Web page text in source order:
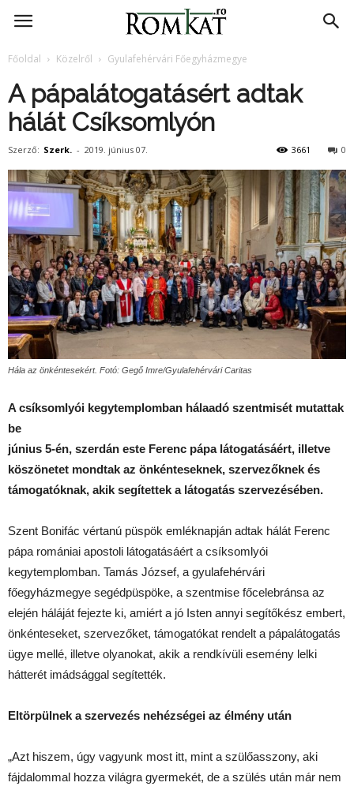
RomKat.ro
Főoldal Közelről Gyulafehérvári Főegyházmegye
A pápalátogatásért adtak
hálát Csíksomlyón
Szerző: Szerk. - 2019. június 07. 0
3661
Hála az önkéntesekért. Fotó: Gegő Imre/Gyulafehérvári Caritas
A csíksomlyói kegytemplomban hálaadó szentmisét mutattak
be
június 5-én, szerdán este Ferenc pápa látogatásáért, illetve
köszönetet mondtak az önkénteseknek, szervezőknek és
támogatóknak, akik segítettek a látogatás szervezésében.
Szent Bonifác vértanú püspök emléknapján adtak hálát Ferenc
pápa romániai apostoli látogatásáért a csíksomlyói
kegytemplomban. Tamás József, a gyulafehérvári
főegyházmegye segédpüspöke, a szentmise főcelebránsa az
elején háláját fejezte ki, amiért a jó Isten annyi segítőkész embert,
önkénteseket, szervezőket, támogatókat rendelt a pápalátogatás
ügye mellé, illetve olyanokat, akik a rendkívüli esemény lelki
hátterét imádsággal segítették.
Eltörpülnek a szervezés nehézségei az élmény után
„Azt hiszem, úgy vagyunk most itt, mint a szülőasszony, aki
fájdalommal hozza világra gyermekét, de a szülés után már nem